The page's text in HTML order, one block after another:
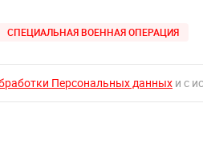
СПЕЦИАЛЬНАЯ ВОЕННАЯ ОПЕРАЦИЯ
Персональных данных и с